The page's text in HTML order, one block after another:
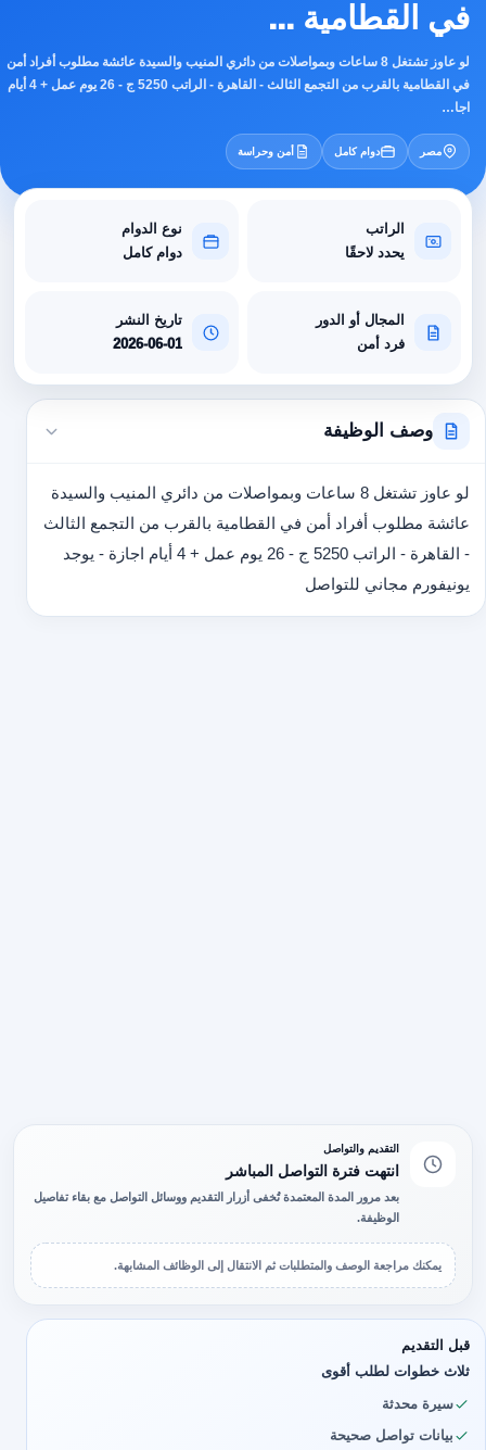
في القطامية ...
لو عاوز تشتغل 8 ساعات وبمواصلات من دائري المنيب والسيدة عائشة مطلوب أفراد أمن
في القطامية بالقرب من التجمع الثالث - القاهرة - الراتب 5250 ج - 26 يوم عمل + 4 أيام
اجا…
مصر دوام كامل أمن وحراسة
الراتب
يحدد لاحقًا
نوع الدوام
دوام كامل
المجال أو الدور
فرد أمن
تاريخ النشر
2026-06-01
وصف الوظيفة
لو عاوز تشتغل 8 ساعات وبمواصلات من دائري المنيب والسيدة
عائشة مطلوب أفراد أمن في القطامية بالقرب من التجمع الثالث
- القاهرة - الراتب 5250 ج - 26 يوم عمل + 4 أيام اجازة - يوجد
يونيفورم مجاني للتواصل
التقديم والتواصل
انتهت فترة التواصل المباشر
بعد مرور المدة المعتمدة تُخفى أزرار التقديم ووسائل التواصل مع بقاء تفاصيل
الوظيفة.
يمكنك مراجعة الوصف والمتطلبات ثم الانتقال إلى الوظائف المشابهة.
قبل التقديم
ثلاث خطوات لطلب أقوى
سيرة محدثة
بيانات تواصل صحيحة